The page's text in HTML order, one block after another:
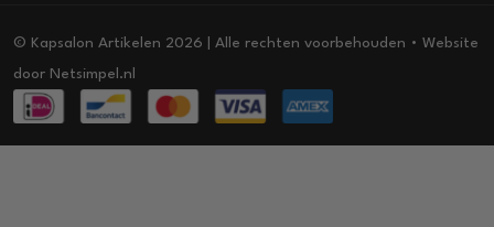
© Kapsalon Artikelen 2026 | Alle rechten voorbehouden • Website
door Netsimpel.nl